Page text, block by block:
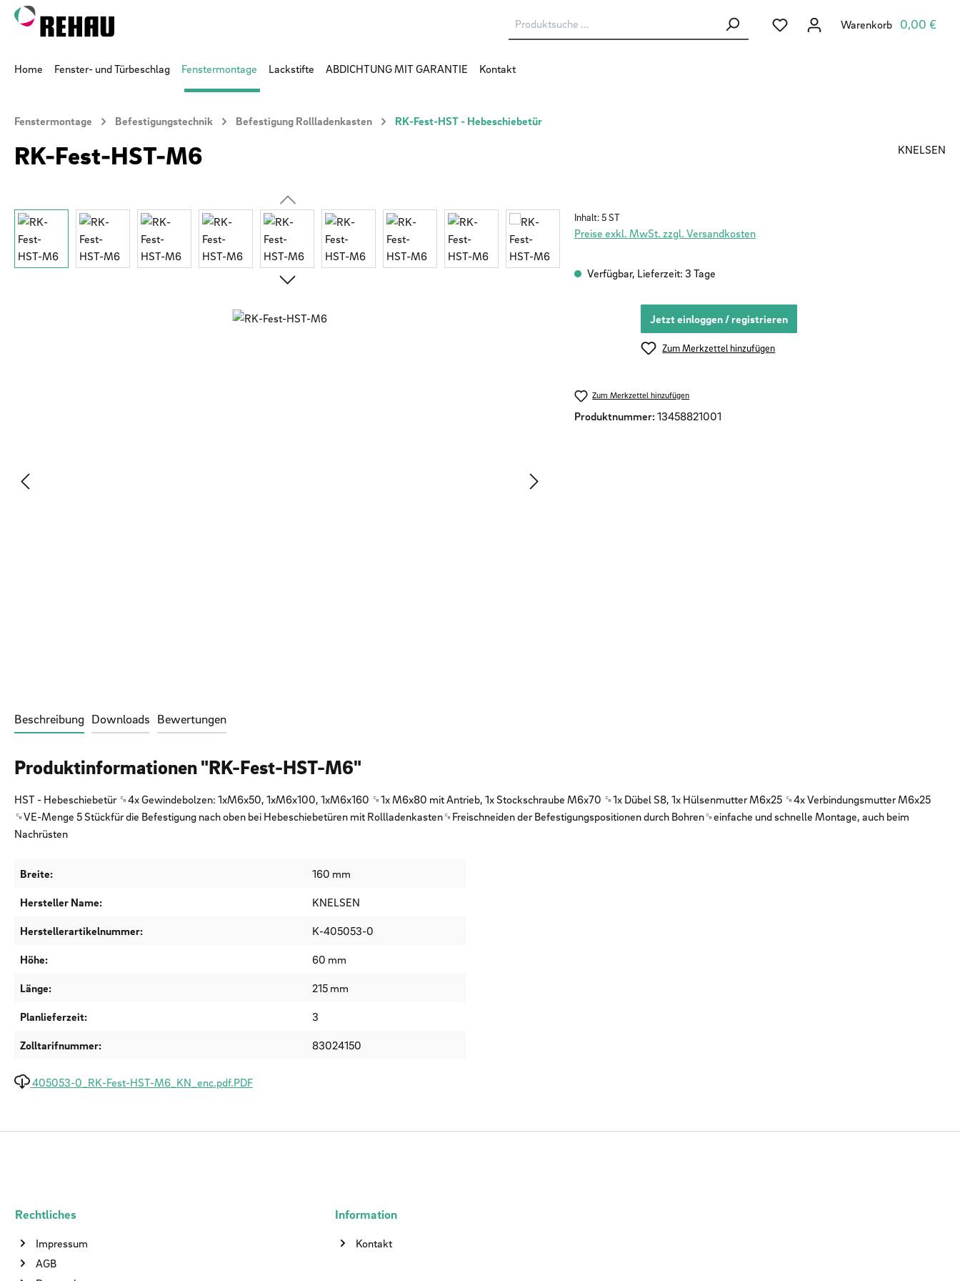
Hauptinhalt springen
Zur Suche springen
Zur Hauptnavigation springen
Du hast 0 Produkte auf dem
Warenkorb 0,00 €
Home Fenster- und Türbeschlag Fenstermontage Lackstifte ABDICHTUNG MIT GARANTIE Kontakt
Fenstermontage Befestigungstechnik Befestigung Rollladenkasten RK-Fest-HST - Hebeschiebetür
RK-Fest-HST-M6 KNELSEN
Bildergalerie überspringen Inhalt:5 ST
Preise exkl. MwSt. zzgl. Versandkosten
Verfügbar, Lieferzeit: 3 Tage
Jetzt einloggen / registrieren
Zum Merkzettel hinzufügen
Zum Merkzettel hinzufügen
Produktnummer: 13458821001
Beschreibung Downloads Bewertungen
Produktinformationen "RK-Fest-HST-M6"
HST - Hebeschiebetür ␍4x Gewindebolzen: 1xM6x50, 1xM6x100, 1xM6x160 ␍1x M6x80 mit Antrieb, 1x Stockschraube M6x70 ␍1x Dübel S8, 1x Hülsenmutter M6x25 ␍4x Verbindungsmutter M6x25
␍VE-Menge 5 Stückfür die Befestigung nach oben bei Hebeschiebetüren mit Rollladenkasten␍Freischneiden der Befestigungspositionen durch Bohren␍einfache und schnelle Montage, auch beim
Nachrüsten
Breite:
160 mm
Hersteller Name:
KNELSEN
Herstellerartikelnummer:
K-405053-0
Höhe:
60 mm
Länge:
215 mm
Planlieferzeit:
3
Zolltarifnummer:
83024150
405053-0_RK-Fest-HST-M6_KN_enc.pdf.PDF
Rechtliches
Impressum
AGB
Information
Kontakt